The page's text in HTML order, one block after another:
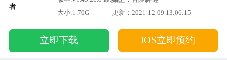
大小:1.70G
更新：2021-12-09 13:06:15
立即下载 IOS立即预约